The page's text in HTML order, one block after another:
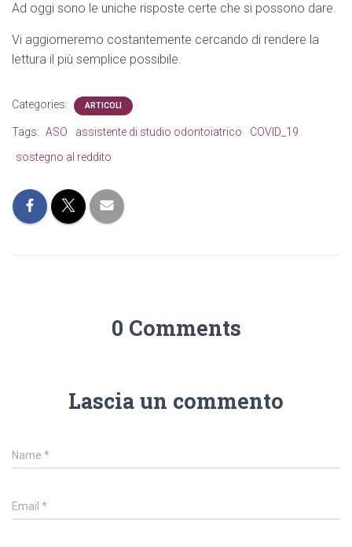
Ad oggi sono le uniche risposte certe che si possono dare.
Vi aggiorneremo costantemente cercando di rendere la
lettura il più semplice possibile.
Categories: ARTICOLI
Tags: ASO assistente di studio odontoiatrico
COVID_19
sostegno al reddito
0 Comments
Lascia un commento
Name *
Email *